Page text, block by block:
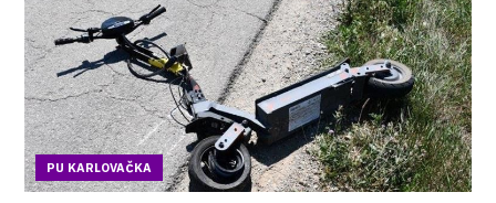
PU KARLOVAČKA